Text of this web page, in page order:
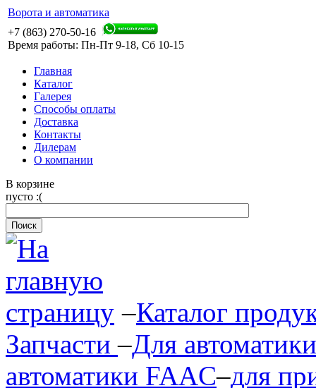
Ворота и автоматика
+7 (863) 270-50-16
Время работы: Пн-Пт 9-18, Сб 10-15
Главная
Каталог
Галерея
Способы оплаты
Доставка
Контакты
Дилерам
О компании
В корзине
пусто :(
–Каталог
Запчасти–Для
автоматики FAAC–для